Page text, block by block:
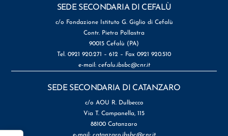
SEDE SECONDARIA DI CEFALÙ
c/o Fondazione Istituto G. Giglio di Cefalù
Contr. Pietra Pollastra
90015 Cefalù (PA)
Tel. 0921 920.271 – 612 – Fax 0921 920.510
e-mail: cefalu.ibsbc@cnr.it
SEDE SECONDARIA DI CATANZARO
c/o AOU R. Dulbecco
Via T. Campanella, 115
88100 Catanzaro